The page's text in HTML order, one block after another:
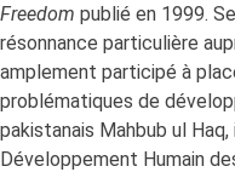
Freedom publié en 1999.
résonnance particulière
amplement participé à
problématiques de
pakistanais Mahbub ul
Développement Humain